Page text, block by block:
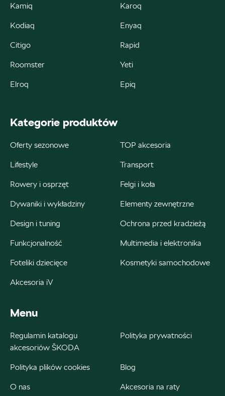
ul. Krakowska 283, Kielce
+48 609 991 995
Bednarek
ul. Szczecińska 38A, Łódź
+48 426 130 700
22000.magazyn@partner.skoda.pl
+48 515 060 712
Czesci@bednarek.com.pl
Kamiq Karoq
Kodiaq Enyaq
Citigo Rapid
Roomster Yeti
Elroq Epiq
Kategorie produktów
Oferty sezonowe TOP akcesoria
Lifestyle Transport
Rowery i osprzęt Felgi i koła
Dywaniki i wykładziny Elementy zewnętrzne
Design i tuning Ochrona przed kradzieżą
Funkcjonalność Multimedia i elektronika
Foteliki dziecięce Kosmetyki samochodowe
Akcesoria iV
Menu
Regulamin katalogu
akcesoriów ŠKODA
Polityka prywatności
Polityka plików cookies Blog
O nas Akcesoria na raty